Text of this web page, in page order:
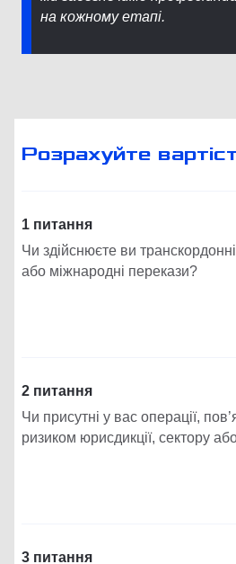
на кожному етапі.
Розрахуйте
1 питання
Чи здійснюєте ви
або міжнародні перекази?
2 питання
Чи присутні у вас операції,
ризиком юрисдикції, сектору
3 питання